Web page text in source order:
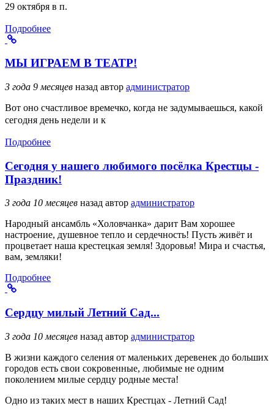
29 октября в п.
Подробнее
МЫ ИГРАЕМ В ТЕАТР!
3 года 9 месяцев назад автор администратор
Вот оно счастливое времечко, когда не задумываешься, какой
сегодня день недели и к
Подробнее
Сегодня у нашего любимого посёлка Крестцы -
Праздник!
3 года 10 месяцев назад автор администратор
Народный ансамбль «Холовчанка» дарит Вам хорошее
настроение, душевное тепло и сердечность! Пусть живёт и
процветает наша крестецкая земля! Здоровья! Мира и счастья,
вам, земляки!
Подробнее
Сердцу милый Летний Сад...
3 года 10 месяцев назад автор администратор
В жизни каждого селения от маленьких деревенек до больших
городов есть свои сокровенные, любимые не одним
поколением милые сердцу родные места!
Одно из таких мест в наших Крестцах - Летний Сад!